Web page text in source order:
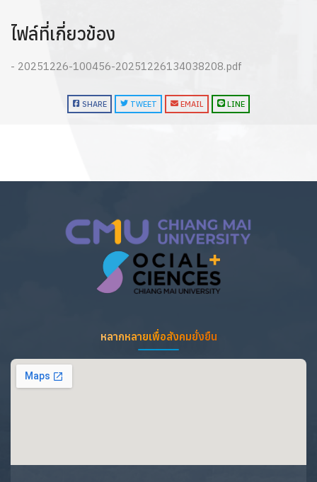
ไฟล์ที่เกี่ยวข้อง
- 20251226-100456-20251226134038208.pdf
SHARE TWEET EMAIL LINE
หลากหลายเพื่อสังคมยั่งยืน